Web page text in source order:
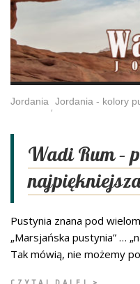
Jordania , Jordania - kolory
Wadi Rum –
Pustynia znana pod
„Marsjańska pustynia” …
Tak mówią, nie możemy